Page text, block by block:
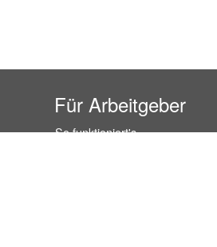
Für Arbeitgeber
So funktioniert's